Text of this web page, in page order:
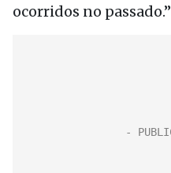
ocorridos no passado.”